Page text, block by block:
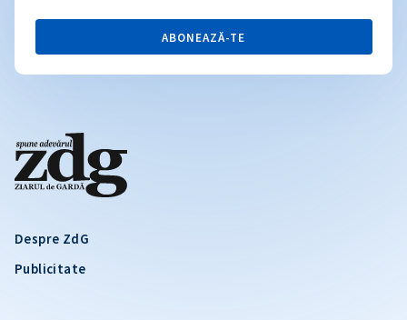
Despre ZdG
Publicitate
ABONEAZĂ-TE